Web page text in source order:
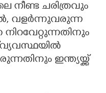
ചരിത്രവും
വളർന്നുവരുന്ന
ഇന്ത്യയ്ക്ക്